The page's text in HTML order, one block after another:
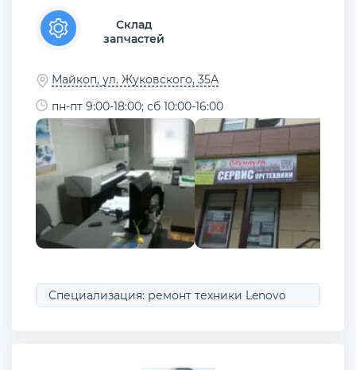
Склад
запчастей
Майкоп, ул. Жуковского, 35А
пн-пт 9:00-18:00; сб 10:00-16:00
Специализация: ремонт техники Lenovo